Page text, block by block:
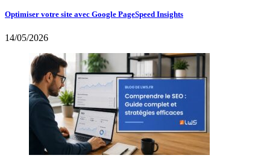
Optimiser votre site avec Google PageSpeed Insights
14/05/2026